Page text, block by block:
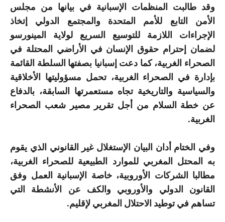
وقد طالبت المنظمات الإسبانية في بيانها من مجلس
الأمن التابع للأمم المتحدة والمجتمع الدولي إتخاذ
الإجراءات اللازمة للتوسيع السريع لولاية المينورسو
لضمان إحترام حقوق الإنسان في الأراضي المحتلة في
الصحراء الغربية، كما دعت إسبانيا بصفتها السلطة القائمة
بإدارة في الصحراء الغربية، تحمل مسؤوليتها الأخلاقية
والسياسية والتاريخية تجاه مستعمرتها السابقة، بالدفاع
عن خطة السلام من أجل تقرير مصير شعب الصحراء
الغربية.
وفي الختام أدان البيان الإستغلال غير القانوني الذي يقوم
به المحتل المغربي للموارد الطبيعية للصحراء الغربية،
مطالبا الشركات الأوروبية، خاصة الإسبانية العمل وفق
القانون الدولي والأوروبي والكف عن الأنشطة التي
تساهم في توطيد الاحتلال المغربي لإقليم.